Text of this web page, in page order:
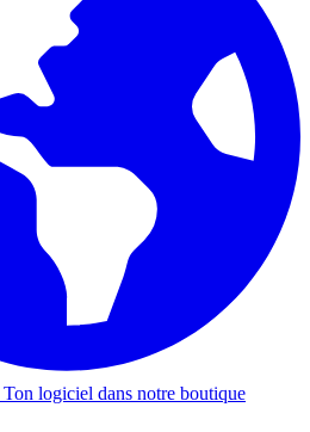
Ton logiciel dans notre boutique